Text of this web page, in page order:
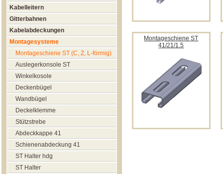
Kabelleitern
Gitterbahnen
Kabelabdeckungen
Montagesysteme
Montageschiene ST (C, Z, L-förmig)
Auslegerkonsole ST
Winkelkosole
Deckenbügel
Wandbügel
Deckelklemme
Stützstrebe
Abdeckkappe 41
Schienenabdeckung 41
ST Halter hdg
ST Halter
Montageschiene ST
41/21/1.5